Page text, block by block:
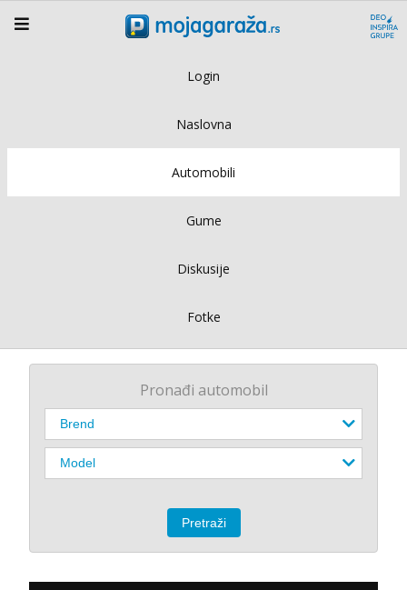
Login
Naslovna
Automobili
Gume
Diskusije
Fotke
Pronađi automobil